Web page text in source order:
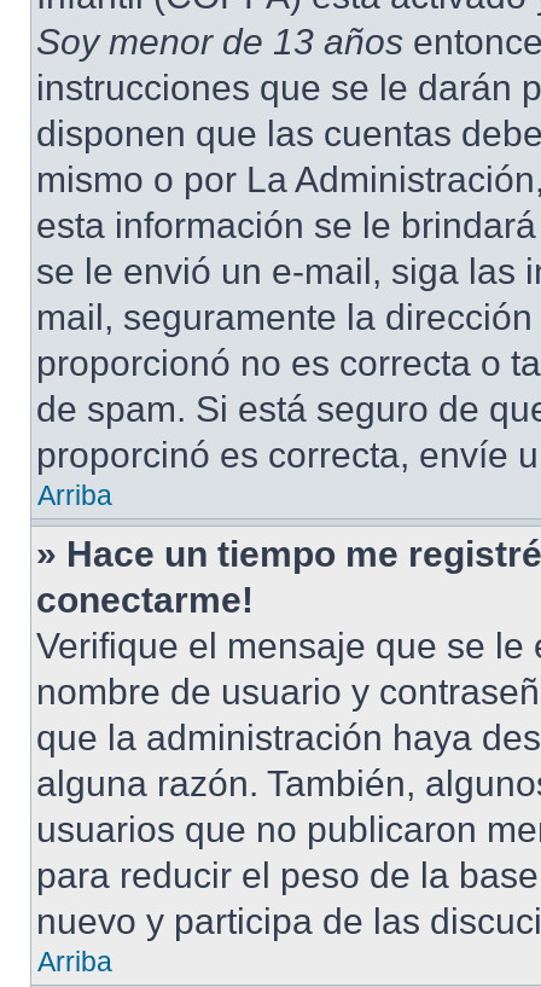
Soy menor de 13 años
instrucciones que se le darán
disponen que las cuentas
mismo o por La
esta información se le
se le envió un e-mail, siga las
mail, seguramente la
proporcionó no es correcta o
de spam. Si está seguro de
proporcinó es correcta, envíe
Arriba
» Hace un tiempo me
conectarme!
Verifique el mensaje que se
nombre de usuario y
que la administración haya
alguna razón. También,
usuarios que no publicaron
para reducir el peso de la
nuevo y participa de las
Arriba